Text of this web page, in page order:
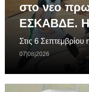
στο νεο
ΕΣΚΑΒΔΕ.
Στις 6
07|08|2026